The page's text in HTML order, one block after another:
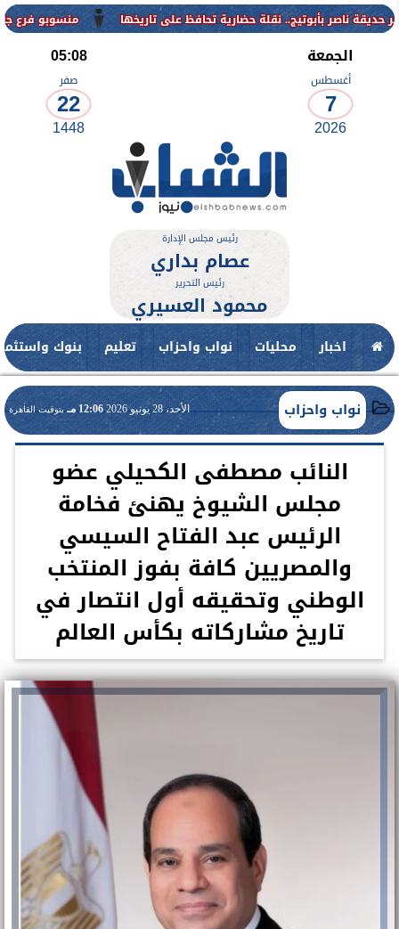
منسوبو فرع جامعة الأزهر
الجمعة
أغسطس
7
2026
05:08
صفر
22
1448
رئيس مجلس الإدارة
عصام بداري
رئيس التحرير
محمود العسيري
اخبار محليات نواب واحزاب تعليم بنوك
نواب واحزاب الأحد، 28 يونيو 2026 12:06 مـ بتوقيت القاهرة
النائب مصطفى الكحيلي عضو
مجلس الشيوخ يهنئ فخامة
الرئيس عبد الفتاح السيسي
والمصريين كافة بفوز المنتخب
الوطني وتحقيقه أول انتصار في
تاريخ مشاركاته بكأس العالم